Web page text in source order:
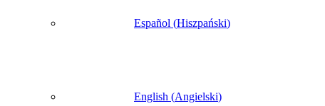
Español (Hiszpański)
English (Angielski)